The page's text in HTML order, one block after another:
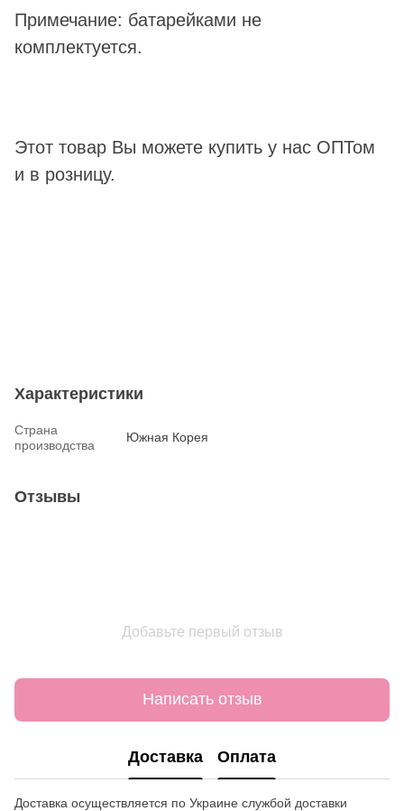
Примечание: батарейками не
комплектуется.
Этот товар Вы можете купить у нас ОПТом
и в розницу.
Характеристики
Страна
производства
Южная Корея
Отзывы
Добавьте первый отзыв
Написать отзыв
Доставка Оплата
Доставка осуществляется по Украине службой доставки